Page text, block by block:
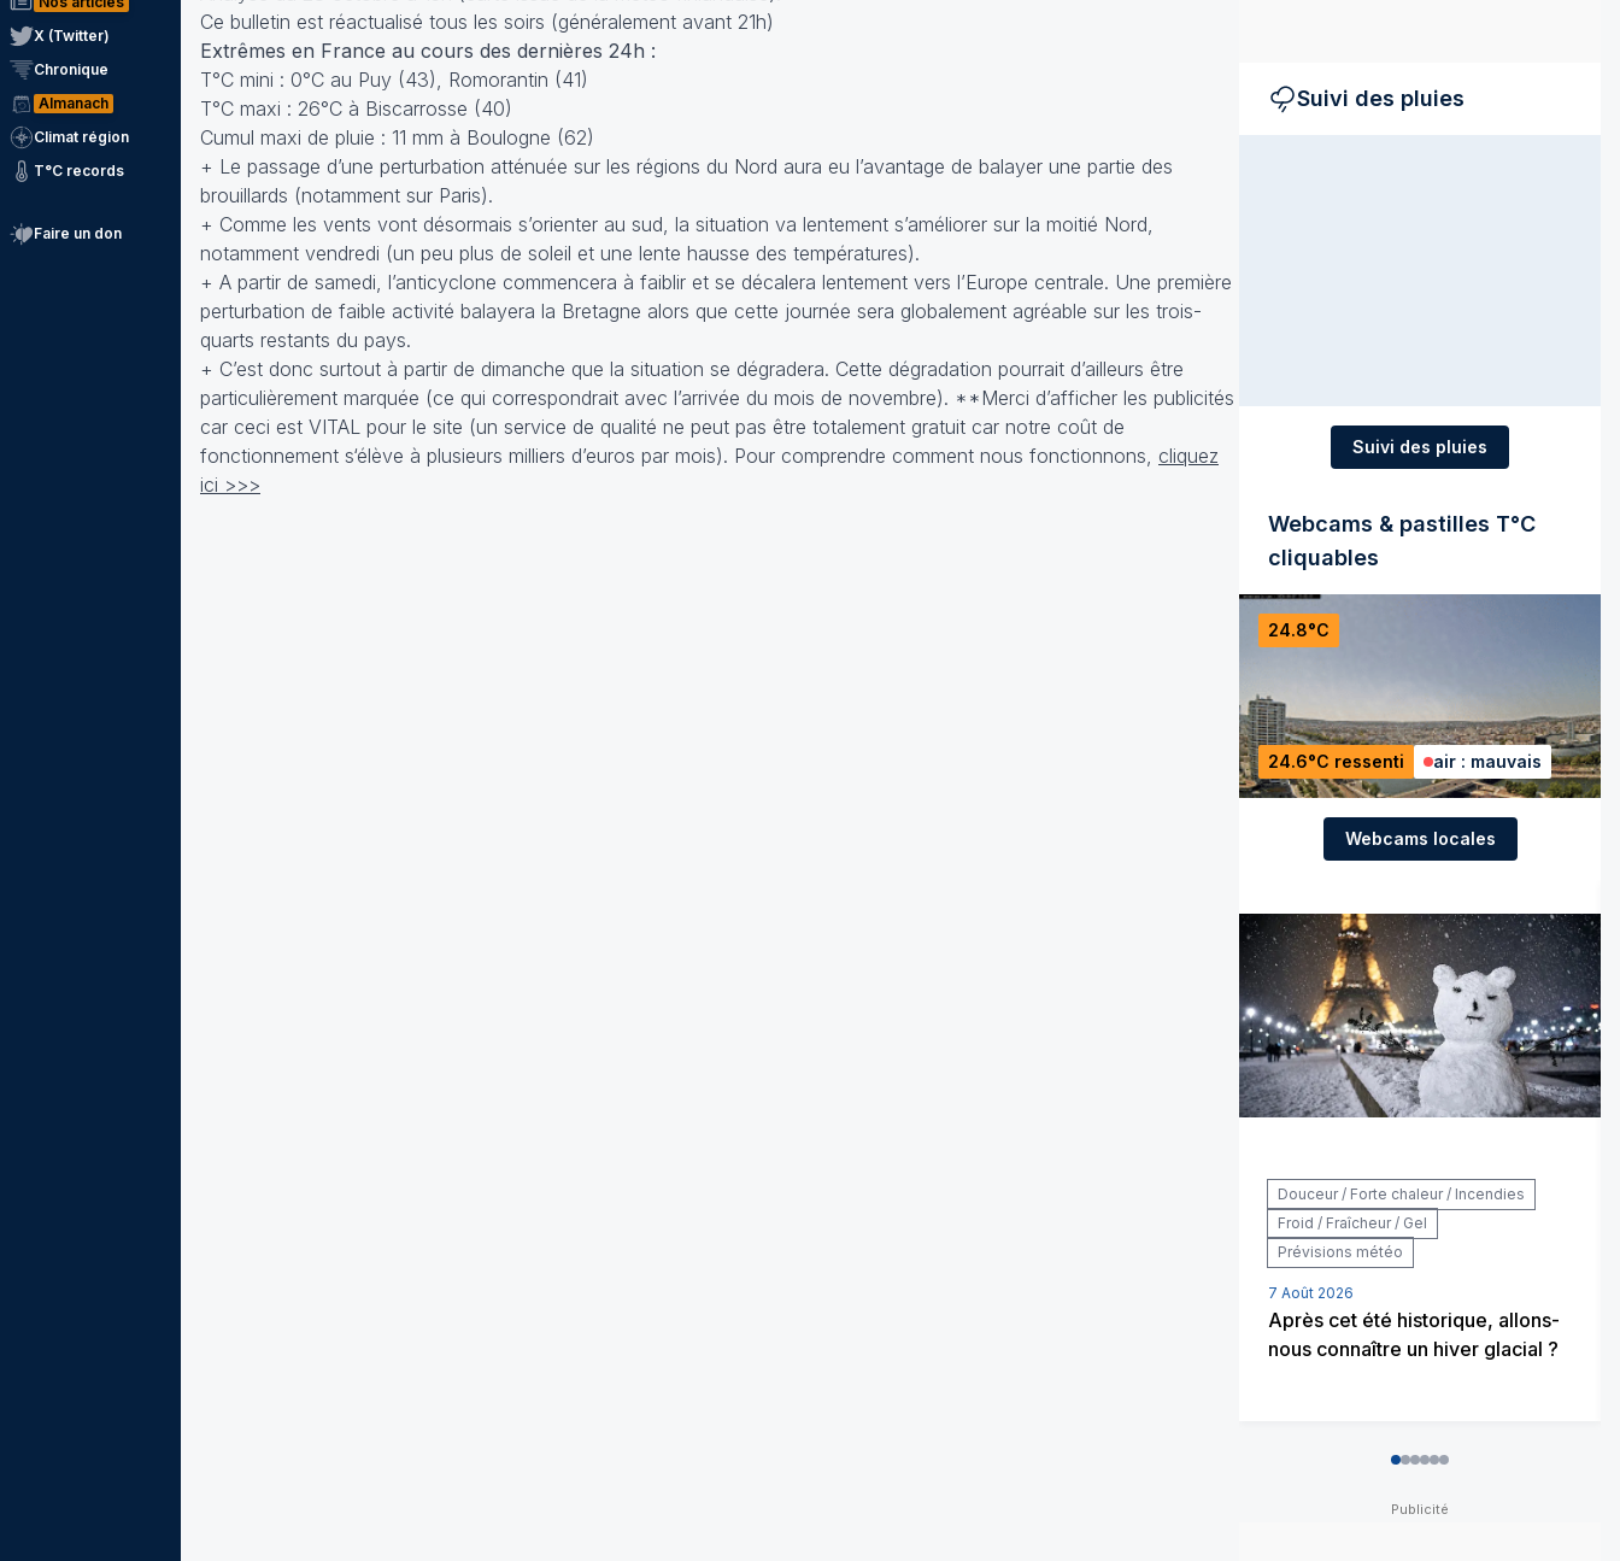
X (Twitter)
Chronique
Almanach
Climat région
T°C records
Faire un don
Ce bulletin est réactualisé tous les soirs (généralement avant 21h)
Extrêmes en France au cours des dernières 24h :
T°C mini : 0°C au Puy (43), Romorantin (41)
T°C maxi : 26°C à Biscarrosse (40)
Cumul maxi de pluie : 11 mm à Boulogne (62)
+ Le passage d’une perturbation atténuée sur les régions du Nord aura eu l’avantage de balayer une partie des
brouillards (notamment sur Paris).
+ Comme les vents vont désormais s’orienter au sud, la situation va lentement s’améliorer sur la moitié Nord,
notamment vendredi (un peu plus de soleil et une lente hausse des températures).
+ A partir de samedi, l’anticyclone commencera à faiblir et se décalera lentement vers l’Europe centrale. Une première
perturbation de faible activité balayera la Bretagne alors que cette journée sera globalement agréable sur les trois-
quarts restants du pays.
+ C’est donc surtout à partir de dimanche que la situation se dégradera. Cette dégradation pourrait d’ailleurs être
particulièrement marquée (ce qui correspondrait avec l’arrivée du mois de novembre). **Merci d’afficher les publicités
car ceci est VITAL pour le site (un service de qualité ne peut pas être totalement gratuit car notre coût de
fonctionnement s‘élève à plusieurs milliers d’euros par mois). Pour comprendre comment nous fonctionnons, cliquez
ici >>>
Suivi des pluies
Suivi des pluies
Webcams & pastilles T°C
cliquables
24.8°C
24.6°C ressenti air : mauvais
Webcams locales
Douceur / Forte chaleur / Incendies
Froid / Fraîcheur / Gel
Prévisions météo
7 Août 2026
Après cet été historique, allons-
nous connaître un hiver glacial ?
012345